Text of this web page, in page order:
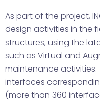
As part of the project,
design activities in the
structures, using the
such as Virtual and
maintenance
interfaces
(more than 360